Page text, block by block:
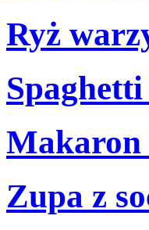
Ryż
Makaron
Zupa z